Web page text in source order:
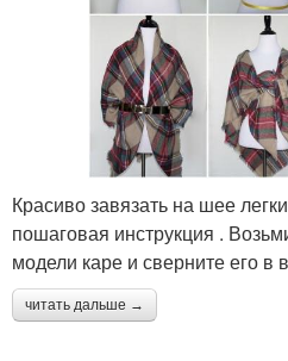
Красиво завязать на шее
пошаговая инструкция .
модели каре и сверните его
читать дальше →